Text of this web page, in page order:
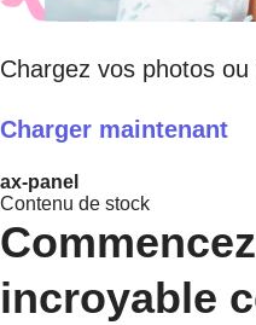
Chargez vos photos ou
Charger maintenant
ax-panel
Contenu de stock
incroyable